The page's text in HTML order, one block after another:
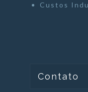
Custos
Contato